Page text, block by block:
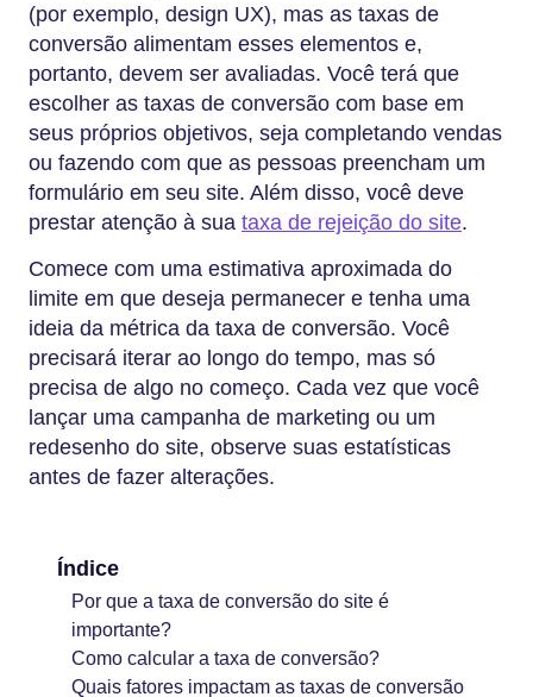
(por exemplo, design UX), mas as taxas de
conversão alimentam esses elementos e,
portanto, devem ser avaliadas. Você terá que
escolher as taxas de conversão com base em
seus próprios objetivos, seja completando vendas
ou fazendo com que as pessoas preencham um
formulário em seu site. Além disso, você deve
prestar atenção à sua taxa de rejeição do site.
Comece com uma estimativa aproximada do
limite em que deseja permanecer e tenha uma
ideia da métrica da taxa de conversão. Você
precisará iterar ao longo do tempo, mas só
precisa de algo no começo. Cada vez que você
lançar uma campanha de marketing ou um
redesenho do site, observe suas estatísticas
antes de fazer alterações.
Índice
Por que a taxa de conversão do site é
importante?
Como calcular a taxa de conversão?
Quais fatores impactam as taxas de conversão